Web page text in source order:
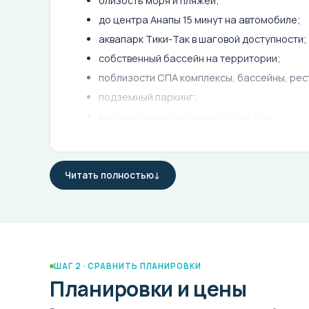
до центра Анапы 15 минут на автомобиле;
аквапарк Тики-Так в шаговой доступности;
собственный бассейн на территории;
поблизости СПА комплексы, бассейны,
подземный паркинг;
Узнать планировки и цены квартир в ГК Морелло
Читать полностью
ШАГ 2 · СРАВНИТЬ ПЛАНИРОВКИ
Планировки и цены